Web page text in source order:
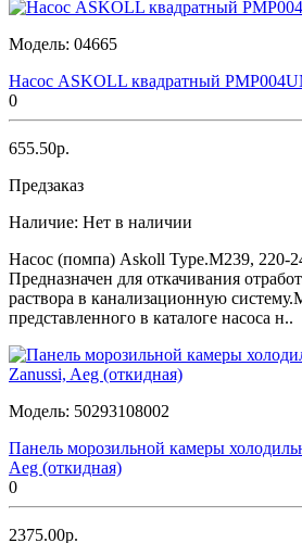
Модель: 04665
Насос ASKOLL квадратный
0
655.50р.
Предзаказ
Наличие: Нет в наличии
Насос (помпа) Askoll Type.M239, 220-
Предназначен для откачивания
раствора в канализационную
представленного в каталоге насоса н..
Модель: 50293108002
Панель морозильной камеры
Aeg (откидная)
0
2375.00р.